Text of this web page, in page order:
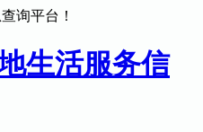
询平台！
生活服务信